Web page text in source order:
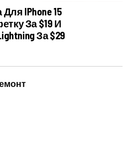
IPhone 15
За $19 И
За $29